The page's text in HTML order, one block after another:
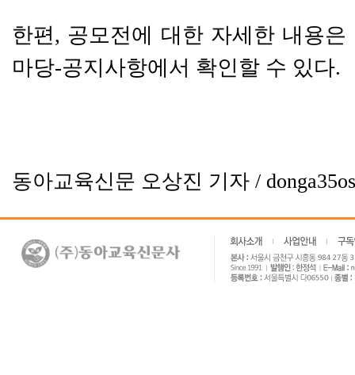
한편, 공모전에 대한 자세한 내용
마당-공지사항에서 확인할 수 있다.
동아교육신문 오상진 기자 /